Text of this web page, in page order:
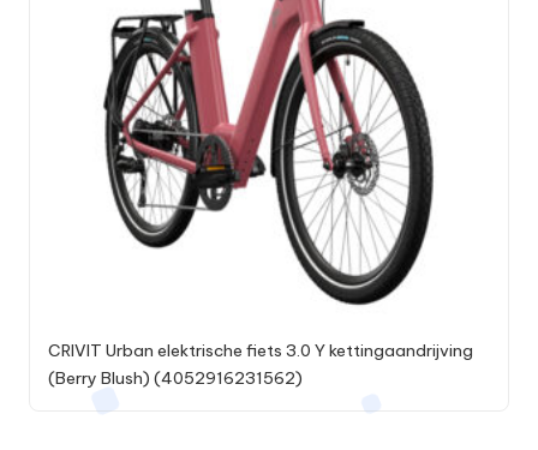
CRIVIT Urban elektrische fiets 3.0 Y kettingaandrijving
(Berry Blush) (4052916231562)